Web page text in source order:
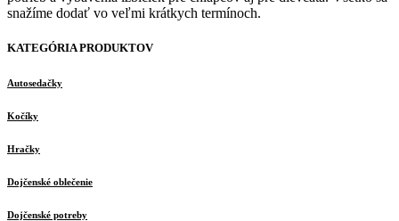
snažíme dodať vo veľmi krátkych termínoch.
KATEGÓRIA PRODUKTOV
Autosedačky
Kočíky
Hračky
Dojčenské oblečenie
Dojčenské potreby